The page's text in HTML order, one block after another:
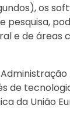
os
e de áreas
de
da União